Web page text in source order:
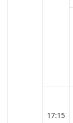
17:15